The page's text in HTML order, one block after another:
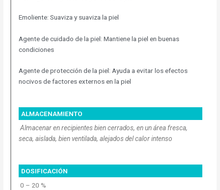
Emoliente: Suaviza y suaviza la piel
Agente de cuidado de la piel: Mantiene la piel en buenas
condiciones
Agente de protección de la piel: Ayuda a evitar los efectos
nocivos de factores externos en la piel
ALMACENAMIENTO
Almacenar en recipientes bien cerrados, en un área fresca,
seca, aislada, bien ventilada, alejados del calor intenso
DOSIFICACIÓN
0 – 20 %